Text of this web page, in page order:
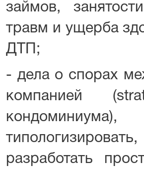
займов,
травм и ущерба
ДТП;
- дела о спорах
компанией
разработать